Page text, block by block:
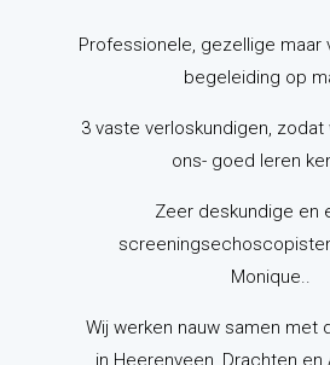
Professionele, gezellige maar
begeleiding op
3 vaste verloskundigen, zodat
ons- goed leren
Zeer deskundige en
Monique..
Wij werken nauw samen met
in Heerenveen, Drachten en